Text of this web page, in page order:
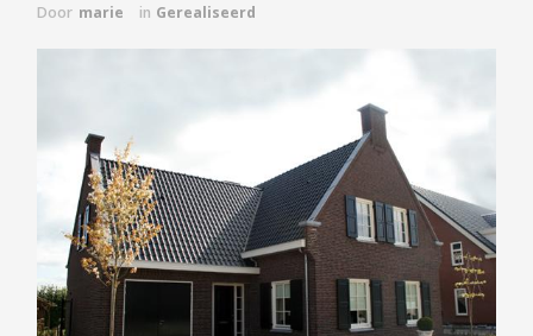
Door marie in Gerealiseerd